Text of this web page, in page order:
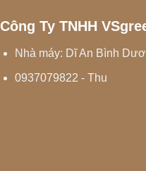
Công Ty TNHH
Nhà máy: Dĩ An Bình
0937079822 - Thu